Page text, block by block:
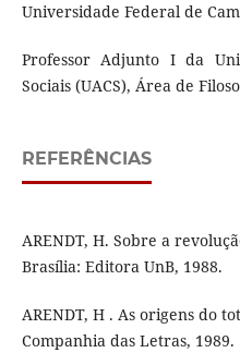
Universidade Federal de
Professor Adjunto I da
Sociais (UACS), Área de
REFERÊNCIAS
ARENDT, H. Sobre a
Brasília: Editora UnB, 1988.
ARENDT, H . As origens do
Companhia das Letras, 1989.